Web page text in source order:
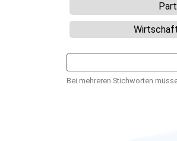
Bei mehreren Stichworten